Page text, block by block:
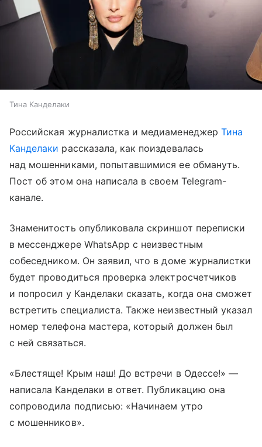
Тина Канделаки
Российская журналистка и медиаменеджер Тина
Канделаки рассказала, как поиздевалась
над мошенниками, попытавшимися ее обмануть.
Пост об этом она написала в своем Telegram-
канале.
Знаменитость опубликовала скриншот переписки
в мессенджере WhatsApp с неизвестным
собеседником. Он заявил, что в доме журналистки
будет проводиться проверка электросчетчиков
и попросил у Канделаки сказать, когда она сможет
встретить специалиста. Также неизвестный указал
номер телефона мастера, который должен был
с ней связаться.
«Блестяще! Крым наш! До встречи в Одессе!» —
написала Канделаки в ответ. Публикацию она
сопроводила подписью: «Начинаем утро
с мошенников».